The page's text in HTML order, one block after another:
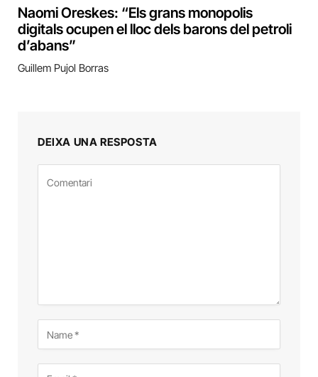
Naomi Oreskes: “Els grans monopolis
digitals ocupen el lloc dels barons del petroli
d’abans”
Guillem Pujol Borras
DEIXA UNA RESPOSTA